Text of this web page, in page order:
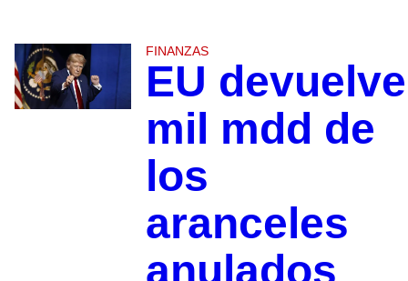
FINANZAS
EU
mil mdd de
los
aranceles
anulados